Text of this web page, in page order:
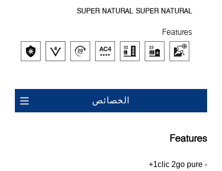
SUPER NATURAL SUPER NATURAL
Features
الخصائص
Features
- 1clic 2go pure+